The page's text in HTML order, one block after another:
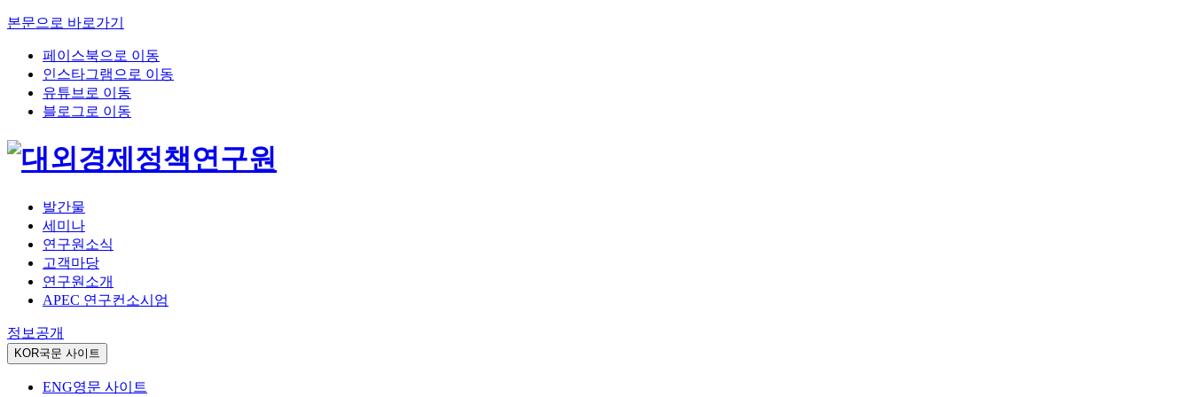
본문으로 바로가기
페이스북으로 이동
인스타그램으로 이동
유튜브로 이동
블로그로 이동
발간물
세미나
연구원소식
고객마당
연구원소개
APEC 연구컨소시엄
정보공개
KOR국문 사이트
ENG영문 사이트